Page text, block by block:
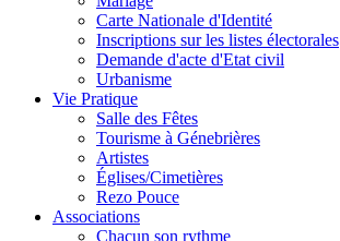
Carte Nationale d'Identité
Inscriptions sur les listes électorales
Demande d'acte d'Etat civil
Urbanisme
Vie Pratique
Salle des Fêtes
Tourisme à Génebrières
Artistes
Églises/Cimetières
Rezo Pouce
Associations
Chacun son rythme